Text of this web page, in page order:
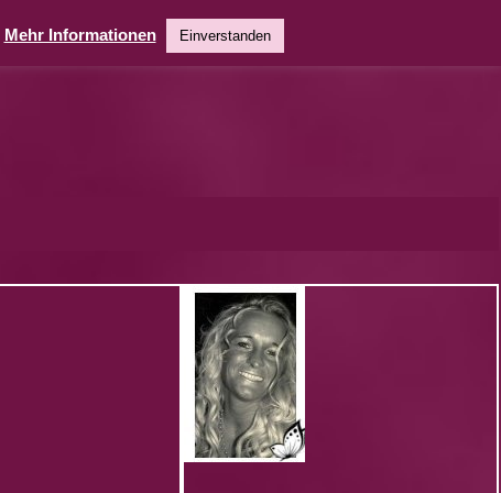
Mehr Informationen Einverstanden